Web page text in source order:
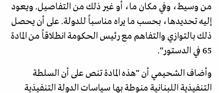
من وسيط، وفي مكان ما، أو غير ذلك من التفاصيل. ويعود
إليه تحديدها، بحسب ما يراه مناسباً للدولة. على أن يحصل
ذلك بالتوازي والتفاهم مع رئيس الحكومة انطلاقاً من المادة
65 في الدستور".
​وأضاف الشحيمي أن "هذه المادة تنص على أن السلطة
التنفيذية اللبنانية منوطة بها سياسات الدولة التنفيذية